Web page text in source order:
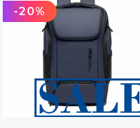
-20%